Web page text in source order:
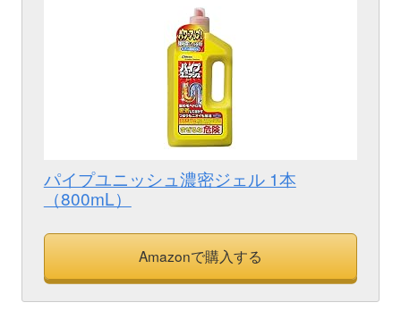
パイプユニッシュ濃密ジェル 1本
（800mL）
Amazonで購入する